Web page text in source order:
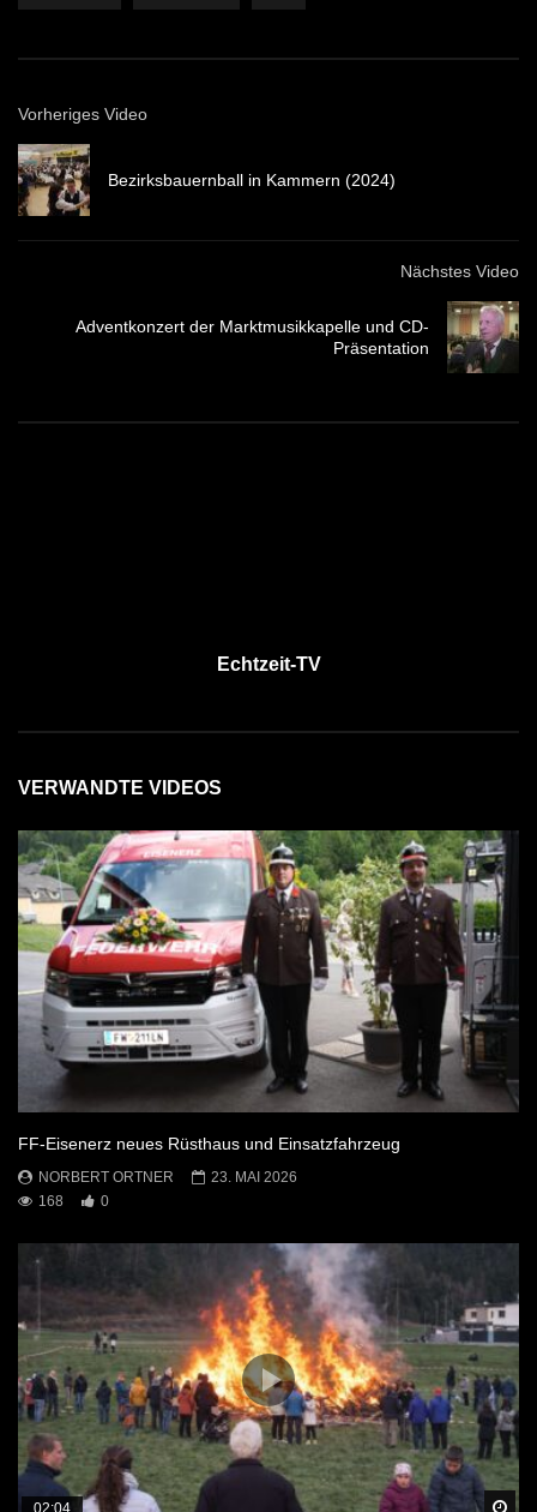
Vorheriges Video
Bezirksbauernball in Kammern (2024)
Nächstes Video
Adventkonzert der Marktmusikkapelle und CD-
Präsentation
Echtzeit-TV
VERWANDTE VIDEOS
FF-Eisenerz neues Rüsthaus und Einsatzfahrzeug
NORBERT ORTNER
23. MAI 2026
168
0